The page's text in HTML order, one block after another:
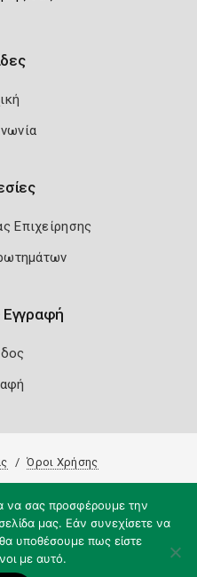
Επιχείρησης
Εγγραφή
Όροι Χρήσης
να σας προσφέρουμε την
μας. Εάν συνεχίσετε να
θα υποθέσουμε πως είστε
με αυτό.